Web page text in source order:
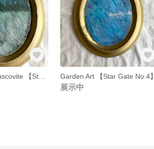
Garden Art × Muscovite 【Star Gate No.3】 Garden Art 【Star Gate No.4】
展示中